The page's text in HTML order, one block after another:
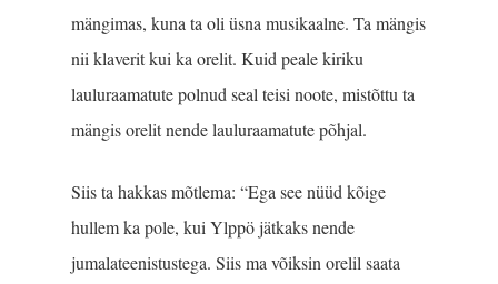
mängimas, kuna ta oli üsna musikaalne. Ta mängis
nii klaverit kui ka orelit. Kuid peale kiriku
lauluraamatute polnud seal teisi noote, mistõttu ta
mängis orelit nende lauluraamatute põhjal.
Siis ta hakkas mõtlema: “Ega see nüüd kõige
hullem ka pole, kui Ylppö jätkaks nende
jumalateenistustega. Siis ma võiksin orelil saata